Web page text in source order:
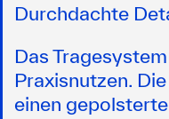
Durchdachte
Das
Praxisnutzen.
einen